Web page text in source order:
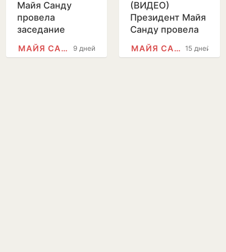
Майя Санду
провела
заседание
Национальной
комиссии по9 дней
МАЙЯ САНДУ
(ВИДЕО)
Президент Майя
Санду провела
встречу с
мэрами Гагаузии
15 дней
МАЙЯ САНДУ